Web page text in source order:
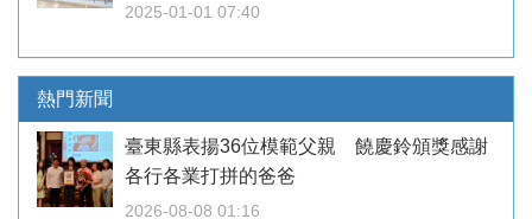
2025-01-01 07:40
熱門新聞
臺東縣表揚36位模範父親 饒慶鈴頒獎感謝
各行各業打拼的爸爸
2026-08-08 01:16